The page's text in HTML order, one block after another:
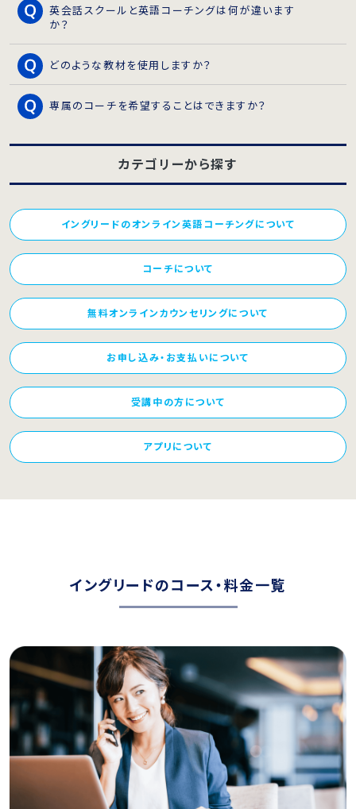
英会話スクールと英語コーチングは何が違います
か？
どのような教材を使用しますか？
専属のコーチを希望することはできますか？
カテゴリーから探す
イングリードのオンライン英語コーチングについて
コーチについて
無料オンラインカウンセリングについて
お申し込み・お支払いについて
受講中の方について
アプリについて
イングリードのコース・料金一覧